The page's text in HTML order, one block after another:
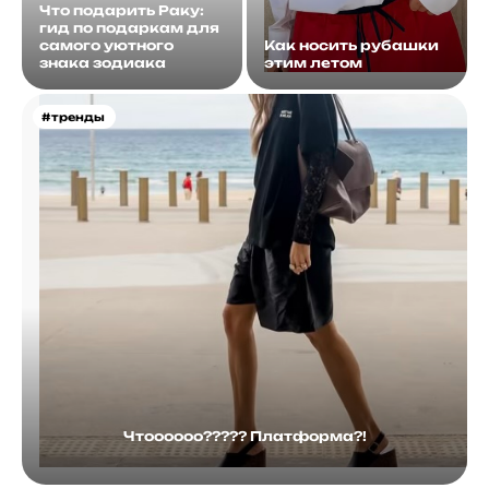
Что подарить Раку:
гид по подаркам для
самого уютного
знака зодиака
Как носить рубашки
этим летом
#тренды
Чтоооооо????? Платформа?!